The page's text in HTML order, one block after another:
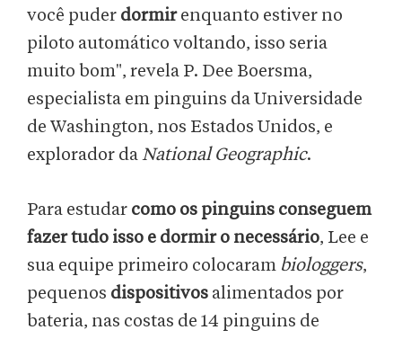
você puder dormirenquanto estiver no
piloto automático voltando, isso seria
muito bom", revela P. Dee Boersma,
especialista em pinguins da Universidade
de Washington, nos Estados Unidos, e
explorador daNational Geographic.
Para estudar como os pinguins conseguem
fazer tudo isso e dormir o necessário, Lee e
sua equipe primeiro colocaram biologgers,
pequenos dispositivos alimentados por
bateria, nas costas de 14 pinguins de